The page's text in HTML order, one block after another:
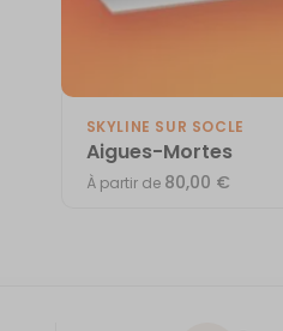
SKYLINE SUR SOCLE
Aigues-Mortes
À partir de 80,00 €